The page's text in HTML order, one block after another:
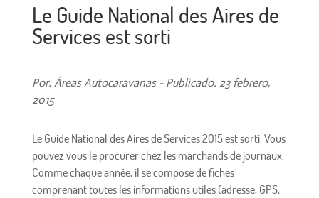
Le Guide National des Aires de
Services est sorti
Por: Áreas Autocaravanas - Publicado: 23 febrero,
2015
Le Guide National des Aires de Services 2015 est sorti. Vous
pouvez vous le procurer chez les marchands de journaux.
Comme chaque année, il se compose de fiches
comprenant toutes les informations utiles (adresse, GPS,